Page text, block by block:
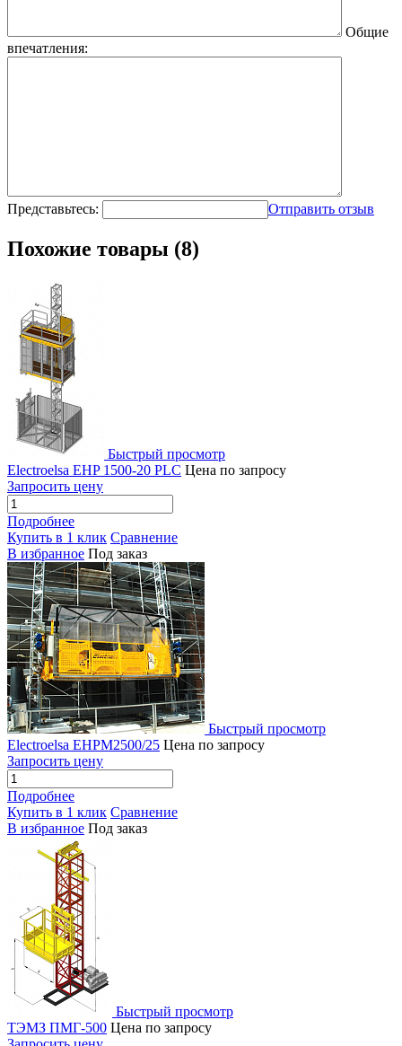
Общие
впечатления:
Представьтесь: Отправить отзыв
Похожие товары (8)
Быстрый просмотр
Electroelsa EHP 1500-20 PLC Цена по запросу
Запросить цену
Подробнее
Купить в 1 клик Сравнение
В избранное Под заказ
Быстрый просмотр
Electroelsa EHPM2500/25 Цена по запросу
Запросить цену
Подробнее
Купить в 1 клик Сравнение
В избранное Под заказ
Быстрый просмотр
ТЭМЗ ПМГ-500 Цена по запросу